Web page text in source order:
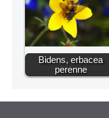
Bidens, erbacea
perenne